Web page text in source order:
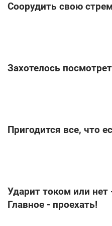
Соорудить свою
Захотелось
Пригодится все, что
Ударит током или нет
Главное - проехать!